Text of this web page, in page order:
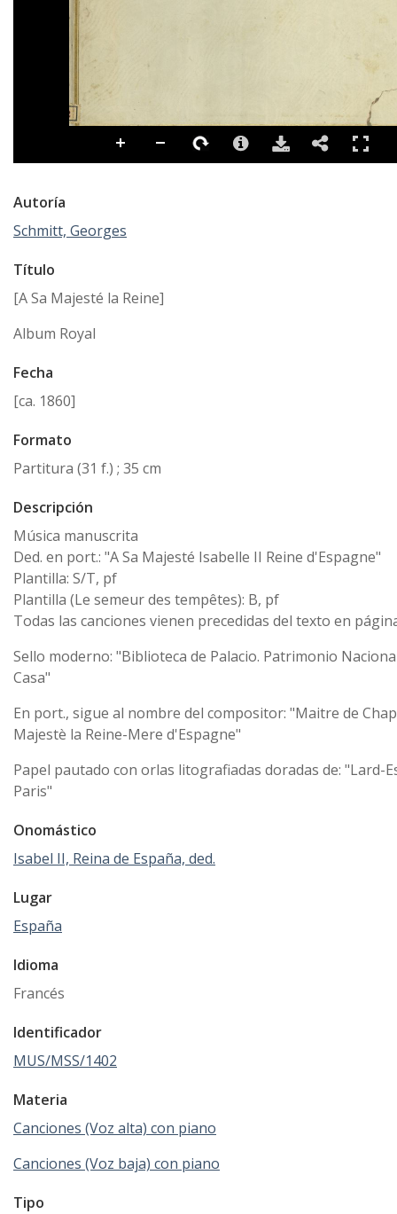
Autoría
Schmitt, Georges
Título
[A Sa Majesté la Reine]
Album Royal
Fecha
[ca. 1860]
Formato
Partitura (31 f.) ; 35 cm
Descripción
Música manuscrita
Ded. en port.: "A Sa Majesté Isabelle II Reine d'Espagne"
Plantilla: S/T, pf
Plantilla (Le semeur des tempêtes): B, pf
Todas las canciones vienen precedidas del texto en
Sello moderno: "Biblioteca de Palacio. Patrimonio
Casa"
En port., sigue al nombre del compositor: "Maitre de
Majestè la Reine-Mere d'Espagne"
Papel pautado con orlas litografiadas doradas de: "Lard-
Paris"
Onomástico
Isabel II, Reina de España, ded.
Lugar
España
Idioma
Francés
Identificador
MUS/MSS/1402
Materia
Canciones (Voz alta) con piano
Canciones (Voz baja) con piano
Tipo